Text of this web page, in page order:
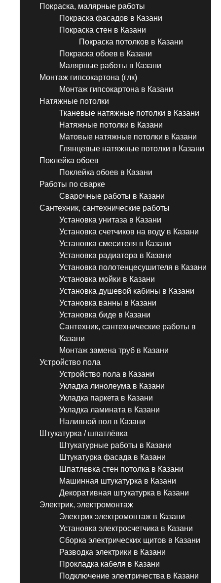
Покраска, малярные работы
Покраска фасадов в Казани
Покраска стен в Казани
Покраска потолков в Казани
Покраска обоев в Казани
Малярные работы в Казани
Монтаж гипсокартона (глк)
Монтаж гипсокартона в Казани
Натяжные потолки
Тканевые натяжные потолки в Казани
Натяжные потолки в Казани
Матовые натяжные потолки в Казани
Глянцевые натяжные потолки в Казани
Поклейка обоев
Поклейка обоев в Казани
Работы по сварке
Сварочные работы в Казани
Сантехник, сантехнические работы
Установка унитаза в Казани
Установка счетчиков на воду в Казани
Установка смесителя в Казани
Установка радиатора в Казани
Установка полотенцесушителя в Казани
Установка мойки в Казани
Установка душевой кабины в Казани
Установка ванны в Казани
Установка биде в Казани
Сантехник, сантехнические работы в
Казани
Монтаж замена труб в Казани
Устройство пола
Устройство пола в Казани
Укладка линолеума в Казани
Укладка паркета в Казани
Укладка ламината в Казани
Наливной пол в Казани
Штукатурка / шпатлёвка
Штукатурные работы в Казани
Штукатурка фасада в Казани
Шпатлевка стен потолка в Казани
Машинная штукатурка в Казани
Декоративная штукатурка в Казани
Электрик, электромонтаж
Электрик электромонтаж в Казани
Установка электросчетчика в Казани
Сборка электрических щитов в Казани
Разводка электрики в Казани
Прокладка кабеля в Казани
Подключение электричества в Казани